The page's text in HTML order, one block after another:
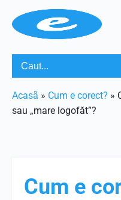
Acasã » Cum e corect? »
sau „mare logofăt”?
Cum e